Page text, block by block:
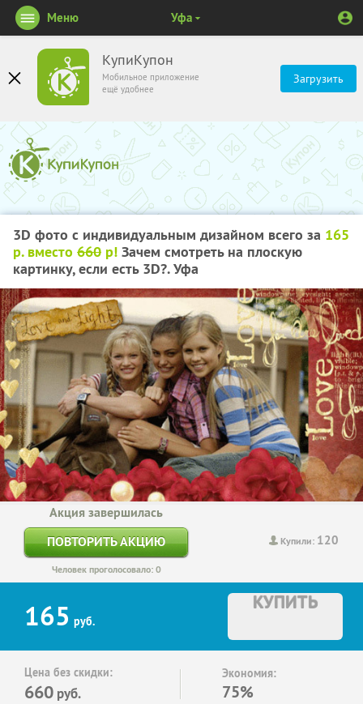
КупиКупон
Мобильное приложение
ещё удобнее
Загрузить
Меню Уфа
3D фото с индивидуальным дизайном всего за 165
р. вместо 660 р! Зачем смотреть на плоскую
картинку, если есть 3D?. Уфа
Купили: 120
Акция завершилась
ПОВТОРИТЬ АКЦИЮ
Человек проголосовало: 0
165 руб.
КУПИТЬ
Цена без скидки:
660 руб.
Экономия:
75%